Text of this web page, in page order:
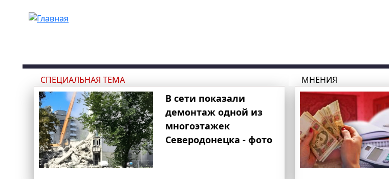
СПЕЦИАЛЬНАЯ ТЕМА
В сети показали
демонтаж одной из
многоэтажек
Северодонецка - фото
МНЕНИЯ